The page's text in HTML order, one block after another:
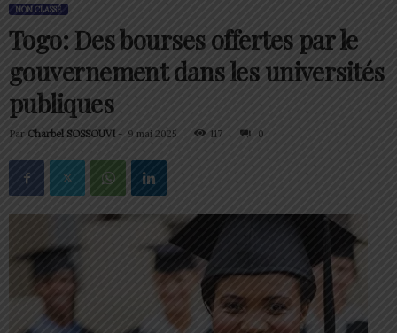
NON CLASSÉ
Togo: Des bourses offertes par le
gouvernement dans les universités
publiques
Par Charbel SOSSOUVI - 9 mai 2025 117 0